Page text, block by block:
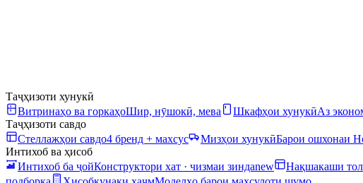
Таҷҳизоти хунукӣ
Витринаҳо ва горкаҳоШир, нӯшокӣ, мева Шкафҳои хунукӣАз
Таҷҳизоти савдо
Стеллажҳои савдо4 бренд + махсус Мизҳои хунукӣБарои ошхонаи
Интихоб ва ҳисоб
Интихоб ба ҷойКонструктори хат · чизмаи зиндаnew Нақшакаши